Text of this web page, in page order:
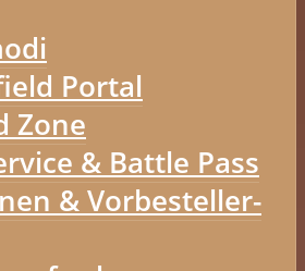
Portal
Zone
& Battle Pass
& Vorbesteller-